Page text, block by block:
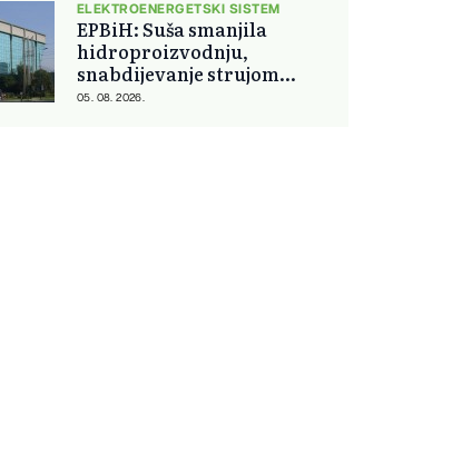
ELEKTROENERGETSKI SISTEM
EPBiH: Suša smanjila
hidroproizvodnju,
snabdijevanje strujom
ostaje stabilno
05. 08. 2026.